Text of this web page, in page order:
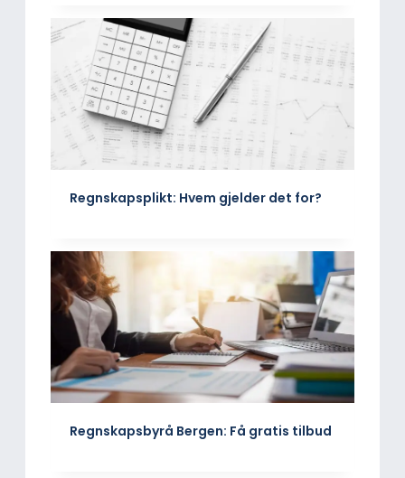
Regnskapsplikt: Hvem gjelder det for?
Regnskapsbyrå Bergen: Få gratis tilbud